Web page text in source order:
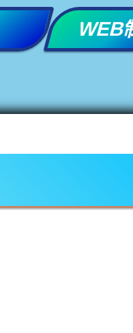
WEB